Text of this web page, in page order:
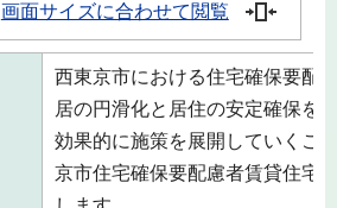
画面サイズに合わせて閲覧
西東京市における住宅確保要配
居の円滑化と居住の安定確保を
効果的に施策を展開していくこ
京市住宅確保要配慮者賃貸住宅